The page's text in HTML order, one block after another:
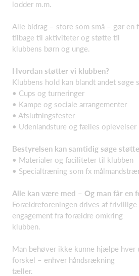
lodder m.m.
Alle bidrag – store som små – gør en
tilbage til aktiviteter og støtte til
klubbens børn og unge.
Hvordan støtter vi klubben?
Klubbens hold kan blandt andet søge
• Cups og turneringer
• Kampe og sociale arrangementer
• Afslutningsfester
• Udenlandsture og fælles oplevelser
Bestyrelsen kan samtidig søge
• Materialer og faciliteter til klubben
• Specialtræning som fx
Alle kan være med – Og man får en
Forældreforeningen drives af
engagement fra forældre omkring
klubben.
Man behøver ikke kunne hjælpe hver
forskel – enhver håndsrækning
tæller.